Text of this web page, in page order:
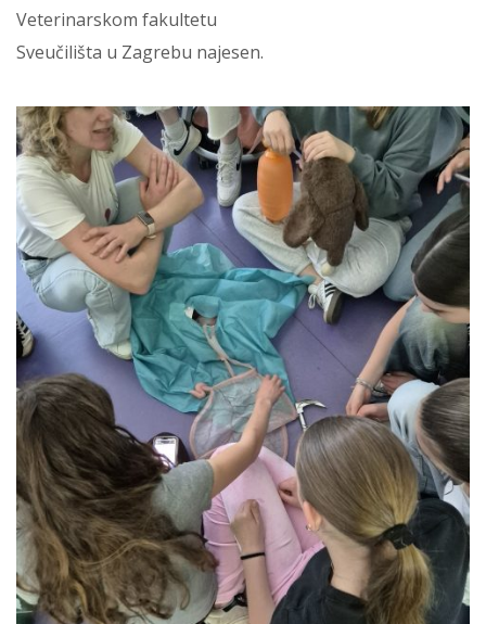
Veterinarskom fakultetu
Sveučilišta u Zagrebu najesen.